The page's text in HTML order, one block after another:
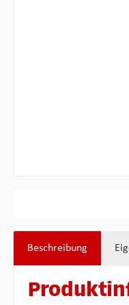
Beschreibung